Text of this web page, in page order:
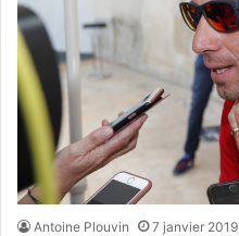
Antoine Plouvin 7 janvier